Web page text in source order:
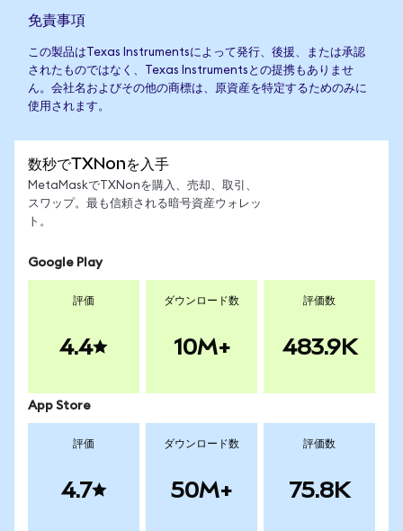
免責事項
この製品はTexas Instrumentsによって発行、後援、または承認
されたものではなく、Texas Instrumentsとの提携もありませ
ん。会社名およびその他の商標は、原資産を特定するためのみに
使用されます。
数秒でTXNonを入手
MetaMaskでTXNonを購入、売却、取引、
スワップ。最も信頼される暗号資産ウォレッ
ト。
Google Play
評価
4.4
ダウンロード数
10M+
評価数
483.9K
App Store
評価
4.7
ダウンロード数
50M+
評価数
75.8K